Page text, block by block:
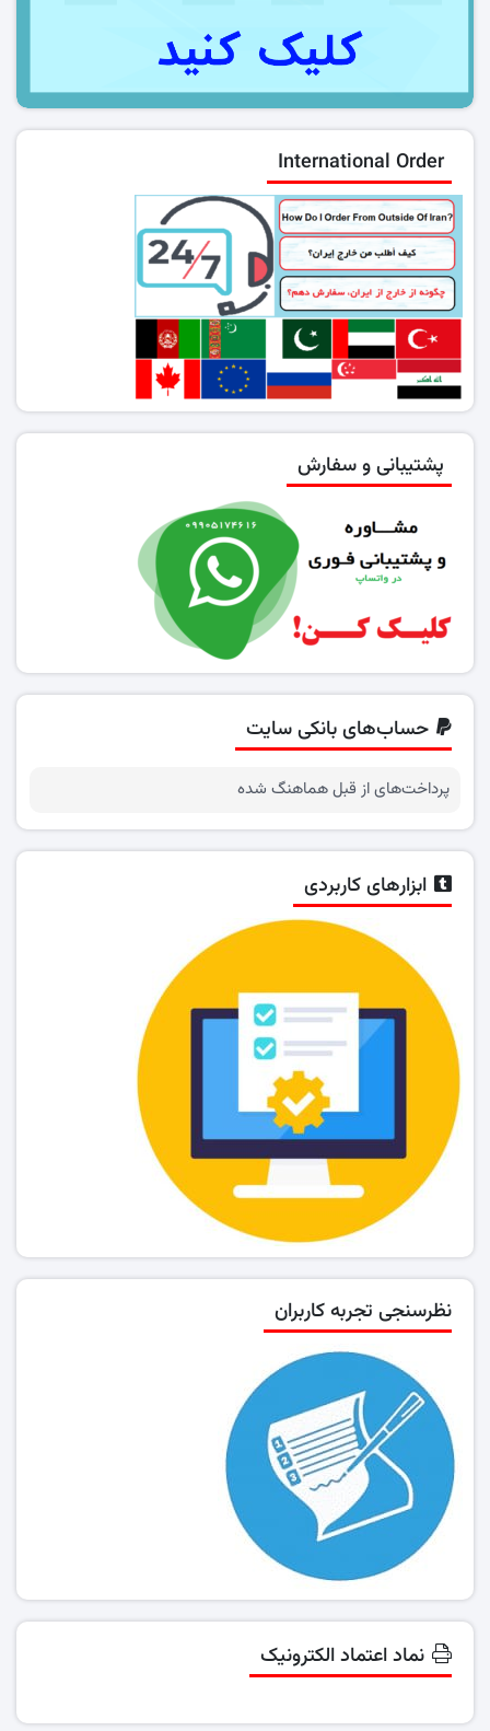
International Order
پشتیبانی و سفارش
حساب‌های بانکی سایت
پرداخت‌های از قبل هماهنگ شده
ابزارهای کاربردی
نظرسنجی تجربه کاربران
نماد اعتماد الکترونیک